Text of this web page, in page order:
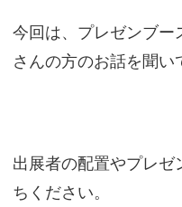
今回は、プレゼンブー
さんの方のお話を聞い
出展者の配置やプレ
ちください。